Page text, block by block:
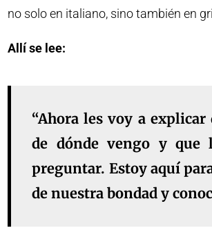
no solo en italiano, sino también en
Allí se lee:
“Ahora les voy a explicar
de dónde vengo y que
preguntar. Estoy aquí
de nuestra bondad y